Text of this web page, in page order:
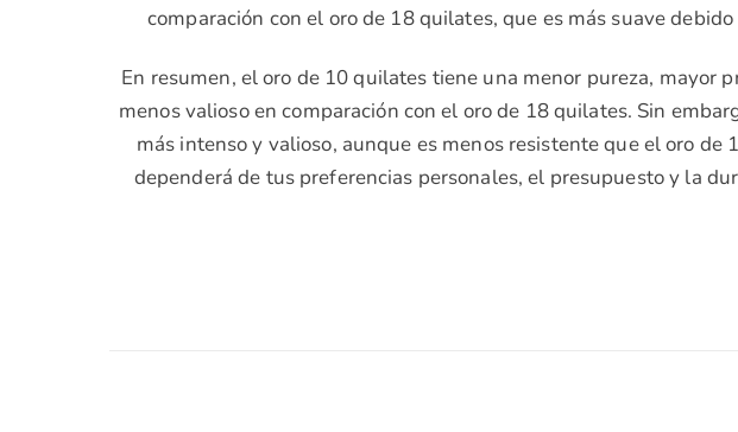
comparación con el oro de 18 quilates, que es más suave
En resumen, el oro de 10 quilates tiene una menor pureza, mayor
menos valioso en comparación con el oro de 18 quilates. Sin
más intenso y valioso, aunque es menos resistente que el oro de
dependerá de tus preferencias personales, el presupuesto y la